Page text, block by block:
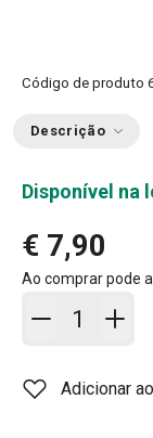
Código de produto
Descrição
Disponível na
€ 7,90
Ao comprar pode
Adicionar
Adicionar